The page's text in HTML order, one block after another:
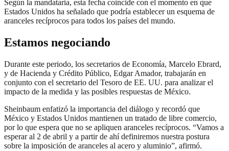
Según la mandataria, esta fecha coincide con el momento en que
Estados Unidos ha señalado que podría establecer un esquema de
aranceles recíprocos para todos los países del mundo.
Estamos negociando
Durante este periodo, los secretarios de Economía, Marcelo Ebrard,
y de Hacienda y Crédito Público, Edgar Amador, trabajarán en
conjunto con el secretario del Tesoro de EE. UU. para analizar el
impacto de la medida y las posibles respuestas de México.
Sheinbaum enfatizó la importancia del diálogo y recordó que
México y Estados Unidos mantienen un tratado de libre comercio,
por lo que espera que no se apliquen aranceles recíprocos. “Vamos a
esperar al 2 de abril y a partir de ahí definiremos nuestra postura
sobre la imposición de aranceles al acero y aluminio”, afirmó.